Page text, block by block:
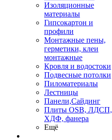
Изоляционные
материалы
Гипсокартон и
профили
Монтажные пены,
герметики, клеи
монтажные
Кровля и водостоки
Подвесные потолки
Пиломатериалы
Лестницы
Панели,Сайдинг
Плиты OSB, ЛДСП,
ХДФ, фанера
Ещё